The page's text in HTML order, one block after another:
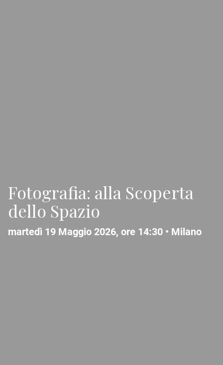
Fotografia: alla Scoperta
dello Spazio
martedì 19 Maggio 2026, ore 14:30 • Milano